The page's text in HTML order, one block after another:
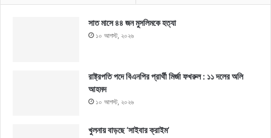
সাত মাসে ৪৪ জন মুসলিমকে হত্যা
১০ আগস্ট, ২০২৬
রাষ্ট্রপতি পদে বিএনপির প্রার্থী মির্জা ফখরুল : ১১ দলের অলি
আহমদ
১০ আগস্ট, ২০২৬
খুলনায় বাড়ছে ‘সাইবার ক্রাইম’